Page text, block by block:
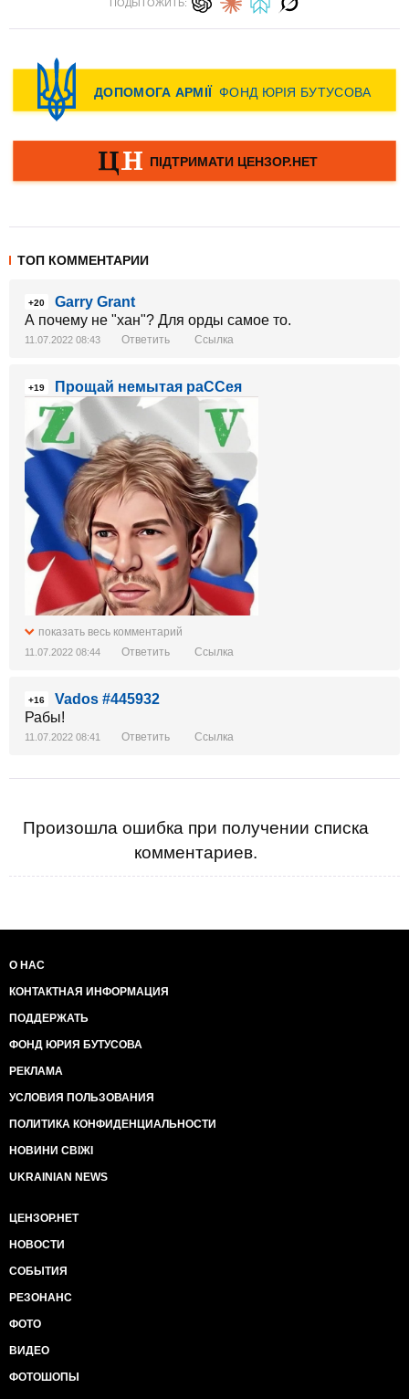
ПОДЫТОЖИТЬ:
ТОП КОММЕНТАРИИ
+20
Garry Grant
А почему не "хан"? Для орды самое то.
11.07.2022 08:43 Ответить Ссылка
+19 Прощай немытая раССея
показать весь комментарий
11.07.2022 08:44 Ответить Ссылка
+16
Vados #445932
Рабы!
11.07.2022 08:41 Ответить Ссылка
Произошла ошибка при получении списка
комментариев.
О НАС
КОНТАКТНАЯ ИНФОРМАЦИЯ
ПОДДЕРЖАТЬ
ФОНД ЮРИЯ БУТУСОВА
РЕКЛАМА
УСЛОВИЯ ПОЛЬЗОВАНИЯ
ПОЛИТИКА КОНФИДЕНЦИАЛЬНОСТИ
НОВИНИ СВІЖІ
UKRAINIAN NEWS
ЦЕНЗОР.НЕТ
НОВОСТИ
СОБЫТИЯ
РЕЗОНАНС
ФОТО
ВИДЕО
ФОТОШОПЫ